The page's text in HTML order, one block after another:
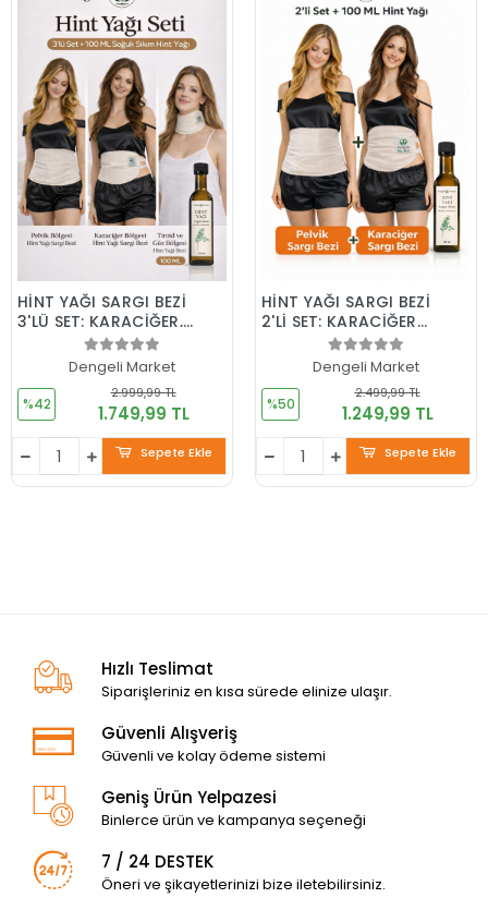
HİNT YAĞI SARGI BEZİ
3'LÜ SET: KARACİĞER,
PELVİK ve
BOYUN/GÖZ SARGI
BEZİ+100 Ml
Hekzansız Hint Yağı
Dengeli Market
%42
2.999,99 TL
1.749,99 TL
Sepete Ekle
HİNT YAĞI SARGI BEZİ
2'Lİ SET: KARACİĞER
VE PELVİK SARGI BEZİ,
Pamuklu, Çoklu
Kullanım, Sızdırmaz +
100 ML HEKZANSIZ
HİNT YAĞI
Dengeli Market
%50
2.499,99 TL
1.249,99 TL
Sepete Ekle
Hızlı Teslimat
Siparişleriniz en kısa sürede elinize ulaşır.
Güvenli Alışveriş
Güvenli ve kolay ödeme sistemi
Geniş Ürün Yelpazesi
Binlerce ürün ve kampanya seçeneği
7 / 24 DESTEK
Öneri ve şikayetlerinizi bize iletebilirsiniz.